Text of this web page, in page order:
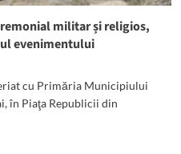
militar și religios,
evenimentului
cu Primăria Municipiului
în Piaţa Republicii din